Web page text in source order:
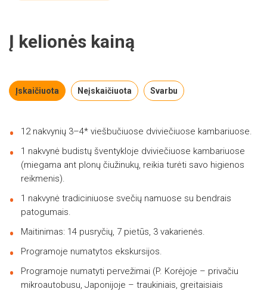
Į kelionės kainą
Įskaičiuota Neįskaičiuota Svarbu
12 nakvynių 3–4* viešbučiuose dviviečiuose kambariuose.
1 nakvynė budistų šventykloje dviviečiuose kambariuose
(miegama ant plonų čiužinukų, reikia turėti savo higienos
reikmenis).
1 nakvynė tradiciniuose svečių namuose su bendrais
patogumais.
Maitinimas: 14 pusryčių, 7 pietūs, 3 vakarienės.
Programoje numatytos ekskursijos.
Programoje numatyti pervežimai (P. Korėjoje – privačiu
mikroautobusu, Japonijoje – traukiniais, greitaisiais